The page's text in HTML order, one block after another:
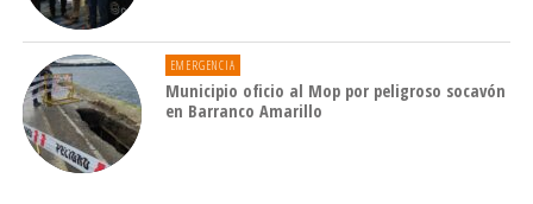
EMERGENCIA
Municipio oficio al Mop por peligroso socavón
en Barranco Amarillo